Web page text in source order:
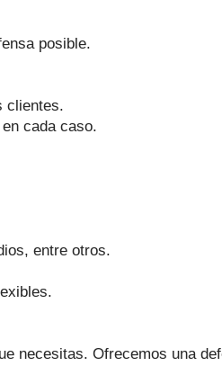
posible.
clientes.
cada caso.
entre otros.
necesitas. Ofrecemos una